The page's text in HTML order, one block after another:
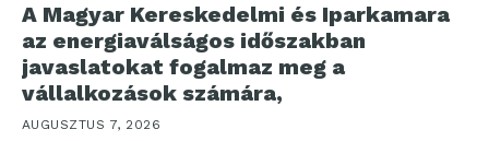
A Magyar Kereskedelmi és Iparkamara
az energiaválságos időszakban
javaslatokat fogalmaz meg a
vállalkozások számára,
AUGUSZTUS 7, 2026